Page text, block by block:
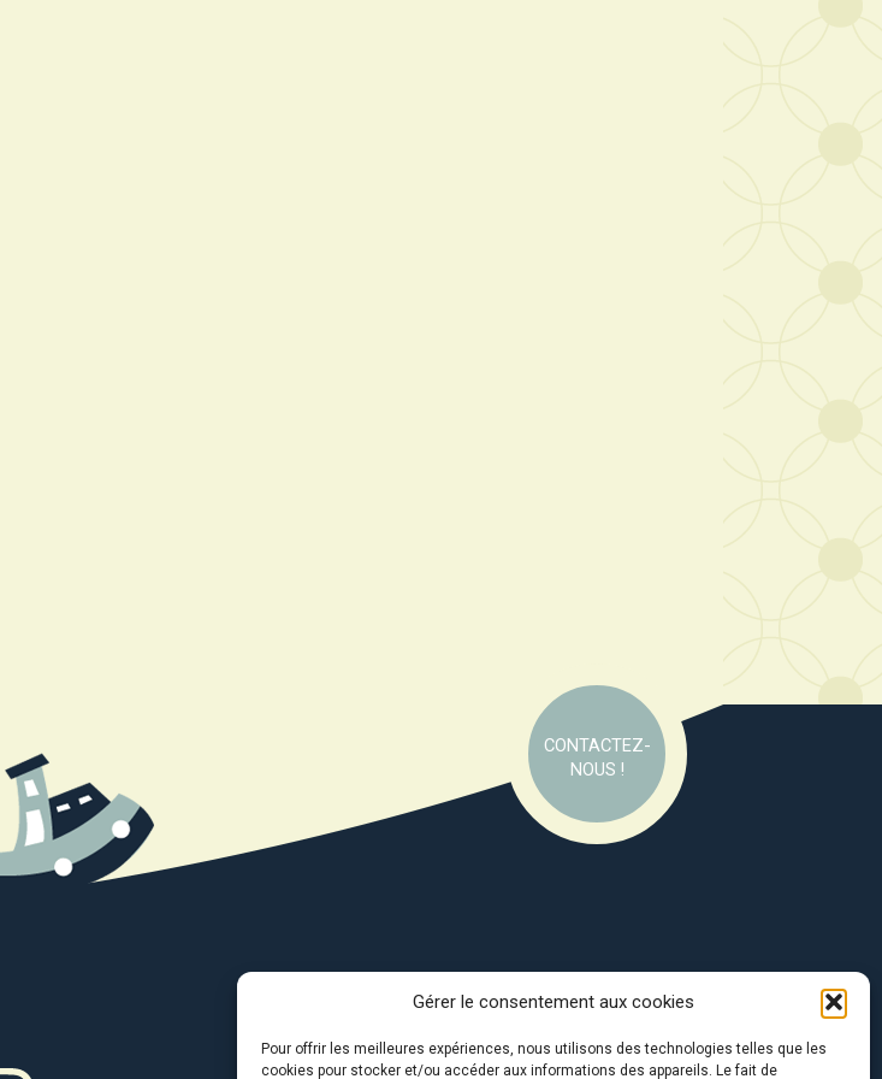
Gérer le consentement aux cookies
Pour offrir les meilleures expériences, nous utilisons des technologies telles que les
cookies pour stocker et/ou accéder aux informations des appareils. Le fait de
CONTACTEZ-
NOUS !
Avec le soutien de :